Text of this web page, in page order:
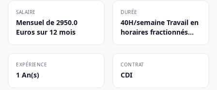
SALAIRE
Mensuel de 2950.0
Euros sur 12 mois
DURÉE
40H/semaine Travail en
horaires fractionnés...
EXPÉRIENCE
1 An(s)
CONTRAT
CDI